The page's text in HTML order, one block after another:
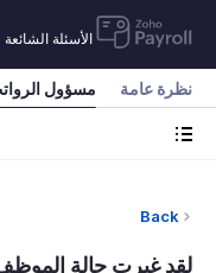
الأسئلة الشائعة
نظرة عامة مسؤول
Back